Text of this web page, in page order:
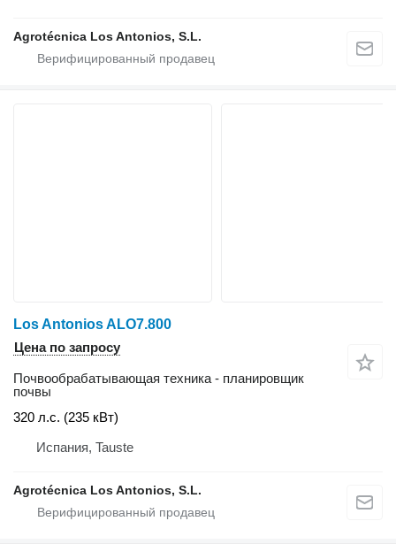
Agrotécnica Los Antonios, S.L.
Los Antonios ALO7.800
Цена по запросу
Почвообрабатывающая техника - планировщик
почвы
320 л.с. (235 кВт)
Испания, Tauste
Agrotécnica Los Antonios, S.L.